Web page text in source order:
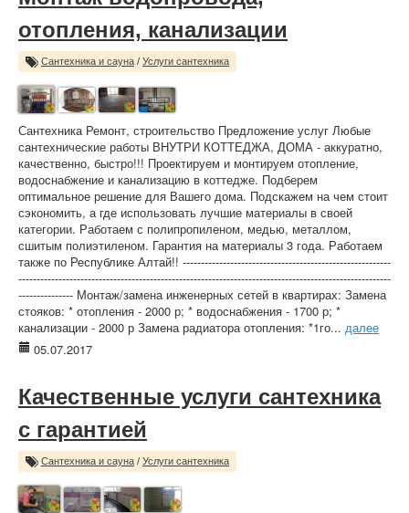
отопления, канализации
Сантехника и сауна / Услуги сантехника
Сантехника Ремонт, строительство Предложение услуг Любые
сантехнические работы ВНУТРИ КОТТЕДЖА, ДОМА - аккуратно,
качественно, быстро!!! Проектируем и монтируем отопление,
водоснабжение и канализацию в коттедже. Подберем
оптимальное решение для Вашего дома. Подскажем на чем стоит
сэкономить, а где использовать лучшие материалы в своей
категории. Работаем с полипропиленом, медью, металлом,
сшитым полиэтиленом. Гарантия на материалы 3 года. Работаем
также по Республике Алтай!! ---------------------------------------------------------
------------------------------------------------------------------------------------------------------
--------------- Монтаж/замена инженерных сетей в квартирах: Замена
стояков: * отопления - 2000 р; * водоснабжения - 1700 р; *
канализации - 2000 р Замена радиатора отопления: *1го... далее
05.07.2017
Качественные услуги сантехника
с гарантией
Сантехника и сауна / Услуги сантехника